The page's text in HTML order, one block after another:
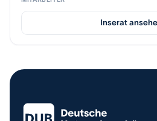
etwa 5–10 Stunden pro Woche. Zum
anderem der Onlineshop, der Amazon-
Vorbereitung. Besonders großes
im Bereich veganer
wird verkauft, da sich die aktuellen
Inserat